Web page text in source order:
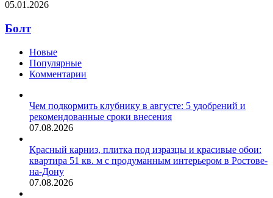
05.01.2026
Болт
Новые
Популярные
Комментарии
Чем подкормить клубнику в августе: 5 удобрений и
рекомендованные сроки внесения
07.08.2026
Красный карниз, плитка под изразцы и красивые обои:
квартира 51 кв. м с продуманным интерьером в Ростове-
на-Дону
07.08.2026